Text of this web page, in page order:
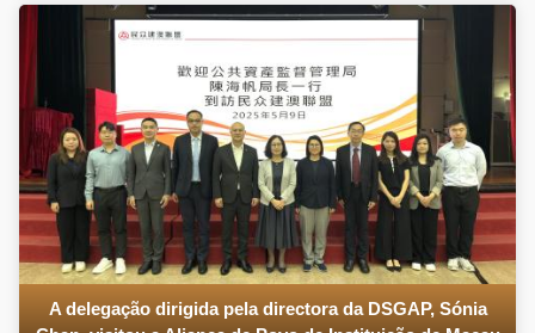
A delegação dirigida pela directora da DSGAP, Sónia